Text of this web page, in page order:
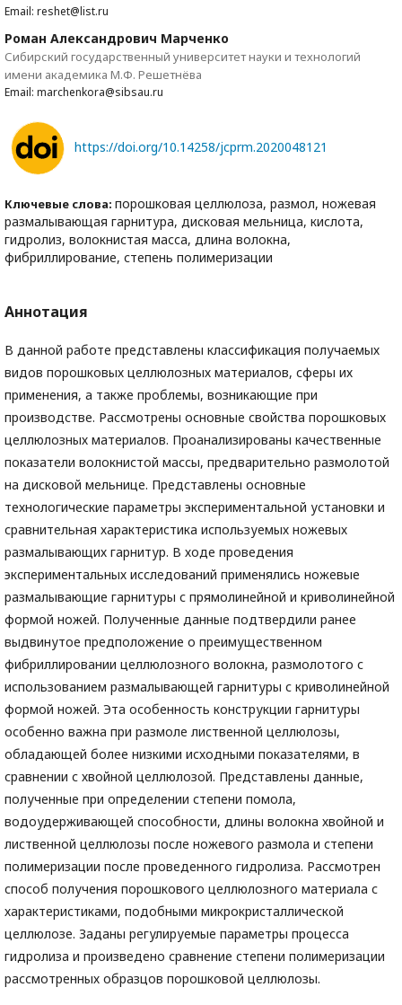
Email: reshet@list.ru
Роман Александрович Марченко
Сибирский государственный университет науки и технологий
имени академика М.Ф. Решетнёва
Email: marchenkora@sibsau.ru
https://doi.org/10.14258/jcprm.2020048121
Ключевые слова: порошковая целлюлоза, размол, ножевая
размалывающая гарнитура, дисковая мельница, кислота,
гидролиз, волокнистая масса, длина волокна,
фибриллирование, степень полимеризации
Аннотация
В данной работе представлены классификация получаемых
видов порошковых целлюлозных материалов, сферы их
применения, а также проблемы, возникающие при
производстве. Рассмотрены основные свойства порошковых
целлюлозных материалов. Проанализированы качественные
показатели волокнистой массы, предварительно размолотой
на дисковой мельнице. Представлены основные
технологические параметры экспериментальной установки и
сравнительная характеристика используемых ножевых
размалывающих гарнитур. В ходе проведения
экспериментальных исследований применялись ножевые
размалывающие гарнитуры с прямолинейной и криволинейной
формой ножей. Полученные данные подтвердили ранее
выдвинутое предположение о преимущественном
фибриллировании целлюлозного волокна, размолотого с
использованием размалывающей гарнитуры с криволинейной
формой ножей. Эта особенность конструкции гарнитуры
особенно важна при размоле лиственной целлюлозы,
обладающей более низкими исходными показателями, в
сравнении с хвойной целлюлозой. Представлены данные,
полученные при определении степени помола,
водоудерживающей способности, длины волокна хвойной и
лиственной целлюлозы после ножевого размола и степени
полимеризации после проведенного гидролиза. Рассмотрен
способ получения порошкового целлюлозного материала с
характеристиками, подобными микрокристаллической
целлюлозе. Заданы регулируемые параметры процесса
гидролиза и произведено сравнение степени полимеризации
рассмотренных образцов порошковой целлюлозы.